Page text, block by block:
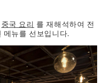
중국 요리
를 재해석하여 전
메뉴를 선보입니다.